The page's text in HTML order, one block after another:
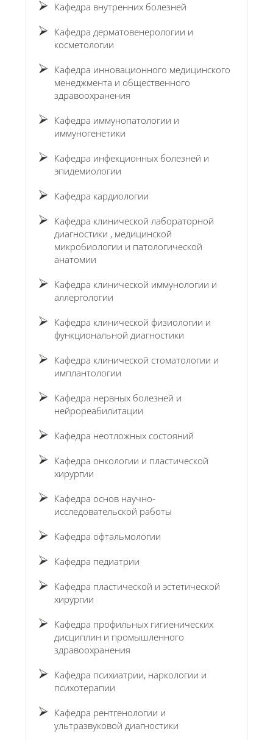
Кафедра внутренних болезней
Кафедра дерматовенерологии и
косметологии
Кафедра инновационного медицинского
менеджмента и общественного
здравоохранения
Кафедра иммунопатологии и
иммуногенетики
Кафедра инфекционных болезней и
эпидемиологии
Кафедра кардиологии
Кафедра клинической лабораторной
диагностики , медицинской
микробиологии и патологической
анатомии
Кафедра клинической иммунологии и
аллергологии
Кафедра клинической физиологии и
функциональной диагностики
Кафедра клинической стоматологии и
имплантологии
Кафедра нервных болезней и
нейрореабилитации
Кафедра неотложных состояний
Кафедра онкологии и пластической
хирургии
Кафедра основ научно-
исследовательской работы
Кафедра офтальмологии
Кафедра педиатрии
Кафедра пластической и эстетической
хирургии
Кафедра профильных гигиенических
дисциплин и промышленного
здравоохранения
Кафедра психиатрии, наркологии и
психотерапии
Кафедра рентгенологии и
ультразвуковой диагностики